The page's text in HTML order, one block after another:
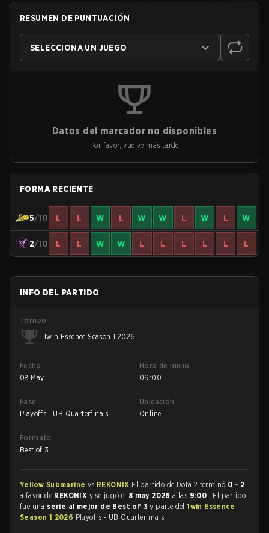
RESUMEN DE PUNTUACIÓN
SELECCIONA UN JUEGO
Datos del marcador no disponibles
Por favor, vuelve más tarde
FORMA RECIENTE
5/10 L L W L W W L W L W
2/10 L L W W L L L L L L
INFO DEL PARTIDO
Torneo
1win Essence Season 1 2026
Fecha
08 May
Hora de inicio
09:00
Fase
Playoffs - UB Quarterfinals
Ubicación
Online
Formato
Best of 3
Yellow Submarine vs REKONIX El partido de Dota 2 terminó 0 - 2
a favor de REKONIX y se jugó el 8 may 2026a las 9:00 . El partido
fue una serie al mejor de Best of 3y parte del1win Essence
Season 1 2026 Playoffs - UB Quarterfinals.